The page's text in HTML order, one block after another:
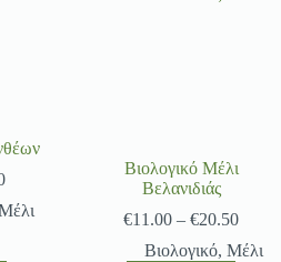
Βιολογικό Μέλι
Βελανιδιάς
€11.00 – €20.50
Βιολογικό, Μέλι